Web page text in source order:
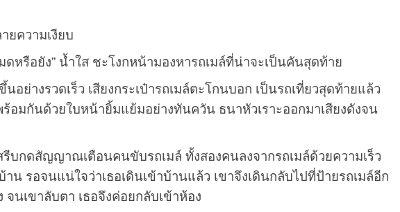
ความเงียบ
อยัง” น้ำใส ชะโงกหน้ามองหารถเมล์ที่น่าจะเป็นคันสุดท้าย
รวดเร็ว เสียงกระเป๋ารถเมล์ตะโกนบอก เป็นรถเที่ยวสุดท้ายแล้ว
อมกันด้วยใบหน้ายิ้มแย้มอย่างทันควัน ธนาหัวเราะออกมาเสียงดังจน
สัญญาณเตือนคนขับรถเมล์ ทั้งสองคนลงจากรถเมล์ด้วยความเร็ว
รอจนแน่ใจว่าเธอเดินเข้าบ้านแล้ว เขาจึงเดินกลับไปที่ป้ายรถเมล์อีก
นเขาลับตา เธอจึงค่อยกลับเข้าห้อง